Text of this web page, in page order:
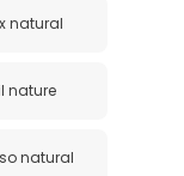
natural
nature
natural